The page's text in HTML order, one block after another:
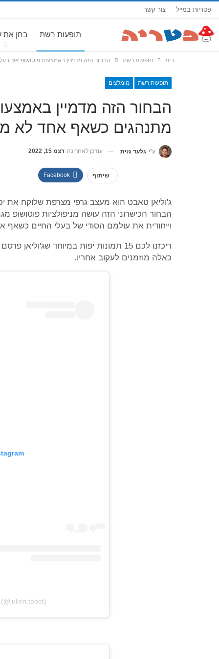
פטריות במייל צור קשר
תופעות רשת בחן את
בית תופעות רשת הבחור הזה מדמיין באמצעות פוטושופ איך
תופעות רשת מומלצים
הבחור הזה מדמיין
מתנהגים כשאף אחד לא
ע"י גלעד גזית עודכן לאחרונה דצמ 15, 2022
שיתוף Facebook
ג'וליאן טאבט הוא מעצב גרפי מצרפת שלוקח את
הבחור הכישרוני הזה עושה מניפולציות פוטושופ
וייחודית את עולמם הסודי של בעלי החיים
ריכזנו לכם 15 תמונות יפות במיוחד
כאלה מוזמנים לעקוב אחריו.